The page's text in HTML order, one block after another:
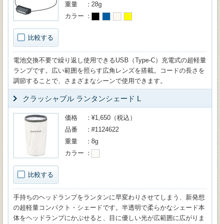
比較する
重量
28g
カラー
電池交換不要で繰り返し使用できるUSB（Type-C）充電式の超軽量
ランプです。広い範囲を照らす広角レンズを搭載。コードの長さを
調節することで、さまざまなシーンで使用できます。
クラッシャブル ランタンシェード L
比較する
価格
¥1,650（税込）
品番
#1124622
重量
8g
カラー
手持ちのヘッドランプをランタンに早変わりさせてしまう、新発想
の超軽量コンパクト・シェードです。半透明で柔らかなシェード本
体をヘッドランプにかぶせると、目に優しい光が広範囲に広がりま